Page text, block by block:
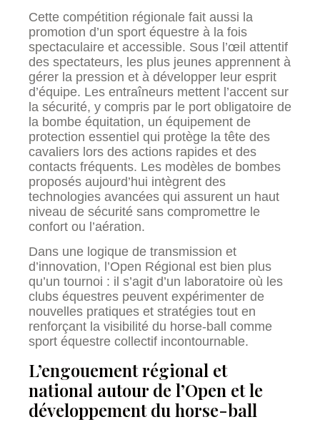
Cette compétition régionale fait aussi la
promotion d’un sport équestre à la fois
spectaculaire et accessible. Sous l’œil attentif
des spectateurs, les plus jeunes apprennent à
gérer la pression et à développer leur esprit
d’équipe. Les entraîneurs mettent l’accent sur
la sécurité, y compris par le port obligatoire de
la bombe équitation, un équipement de
protection essentiel qui protège la tête des
cavaliers lors des actions rapides et des
contacts fréquents. Les modèles de bombes
proposés aujourd’hui intègrent des
technologies avancées qui assurent un haut
niveau de sécurité sans compromettre le
confort ou l’aération.
Dans une logique de transmission et
d’innovation, l’Open Régional est bien plus
qu’un tournoi : il s’agit d’un laboratoire où les
clubs équestres peuvent expérimenter de
nouvelles pratiques et stratégies tout en
renforçant la visibilité du horse-ball comme
sport équestre collectif incontournable.
L’engouement régional et
national autour de l’Open et le
développement du horse-ball